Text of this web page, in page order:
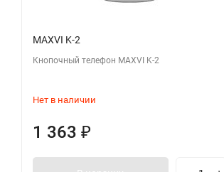
MAXVI K-2
Кнопочный телефон MAXVI K-2
Нет в наличии
1 363 ₽